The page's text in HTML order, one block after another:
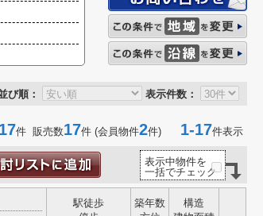
び順： 表示件数：
17件 販売数17件 (会員物件2件) 1-17件表示
表示中物件を
一括でチェック
駅徒歩
築年数
構造